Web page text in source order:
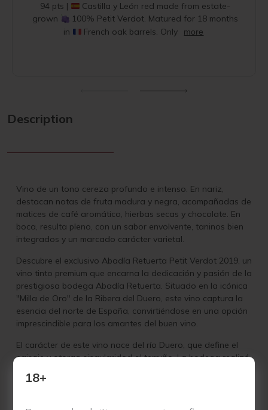
18+
94 pts |
Castilla y León red made from estate-
grown
100% Petit Verdot. Matured for 18 months
in
French oak barrels. Only more
Description
Vino de un tono cereza profundo e intenso. En nariz,
destacan notas de fruta madura y negra, acompañadas de
matices de café aromático, hierbas secas y chocolate. En
boca, resulta pleno, con un sabor envolvente, taninos bien
integrados y un marcado carácter varietal.
Descubre el exclusivo Abadía Retuerta Petit Verdot 2019, un
vino tinto premium que encarna la dedicación y pasión de la
prestigiosa bodega Abadía Retuerta. Situado en la icónica
"Milla de Oro" de la Ribera del Duero, este vino captura la
esencia del norte de España, convirtiéndose en una opción
imprescindible para los amantes del buen vino.
El carácter de este vino nace del río Duero, que define el
paisaje y otorga singularidad al terruño. La bodega realizó
basándose en la variedad de uva, el suelo, la altitud y la
metros de altitud, rodean la histórica abadía y garantizan